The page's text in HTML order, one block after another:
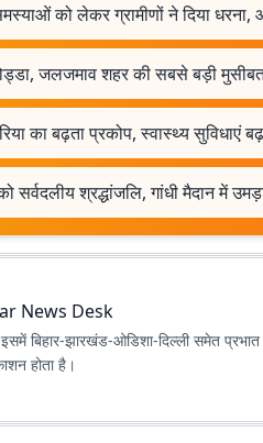
को लेकर ग्रामीणों ने दिया धरना,
जलजमाव शहर की सबसे बड़ी
का बढ़ता प्रकोप, स्वास्थ्य सुविधाएं
सर्वदलीय श्रद्धांजलि, गांधी मैदान में
News Desk
बिहार-झारखंड-ओडिशा-दिल्‍ली समेत
होता है।